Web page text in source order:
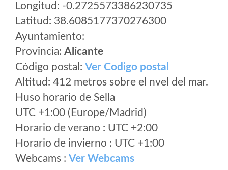
Longitud: -0.2725573386230735
Latitud: 38.6085177370276300
Ayuntamiento:
Provincia: Alicante
Código postal: Ver Codigo postal
Altitud: 412 metros sobre el nvel del mar.
Huso horario de Sella
UTC +1:00 (Europe/Madrid)
Horario de verano : UTC +2:00
Horario de invierno : UTC +1:00
Webcams : Ver Webcams